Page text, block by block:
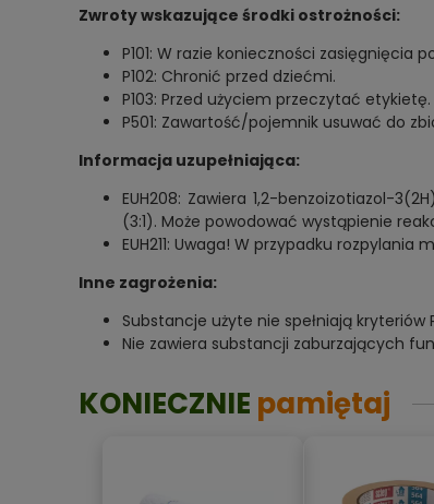
Zwroty wskazujące środki ostrożności:
P101: W razie konieczności zasięgnięcia
P102: Chronić przed dziećmi.
P103: Przed użyciem przeczytać etykietę.
P501: Zawartość/pojemnik usuwać do
Informacja uzupełniająca:
EUH208: Zawiera 1,2-benzoizotiazol-
(3:1). Może powodować wystąpienie
EUH211: Uwaga! W przypadku
Inne zagrożenia:
Substancje użyte nie spełniają kryteriów
Nie zawiera substancji zaburzających
KONIECZNIE pamiętaj